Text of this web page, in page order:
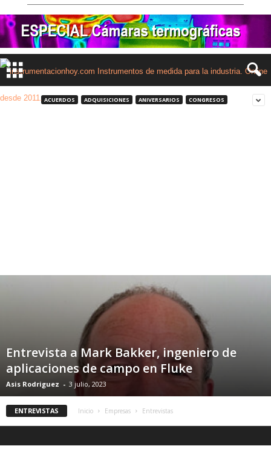
ACUERDOS ADQUISICIONES ANIVERSARIOS CONGRESOS
Entrevista a Mark Bakker, ingeniero de
aplicaciones de campo en Fluke
Asis Rodriguez - 3 julio, 2023
ENTREVISTAS Inicio Empresas Entrevistas